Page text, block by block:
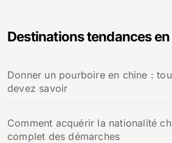
r
e
r
Destinations tendances
Donner un pourboire en chine :
devez savoir
Comment acquérir la nationalité
complet des démarches